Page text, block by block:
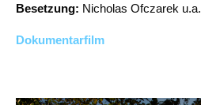
Besetzung: Nicholas Ofczarek u.a.
Dokumentarfilm